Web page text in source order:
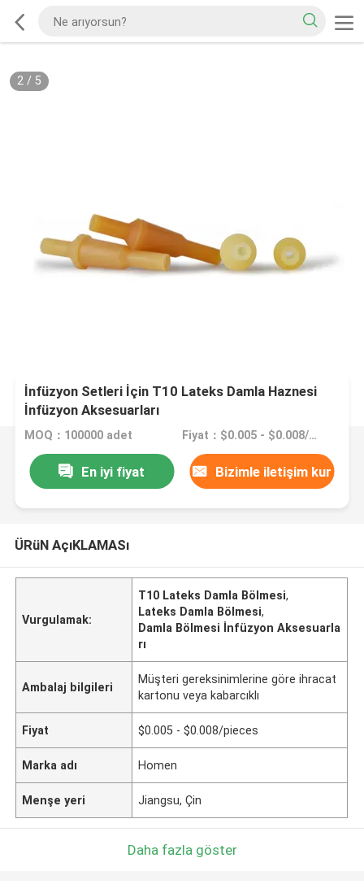
2/ 5
İnfüzyon Setleri İçin T10 Lateks Damla Haznesi
İnfüzyon Aksesuarları
MOQ：100000 adet Fiyat：$0.005 - $0.008/pieces
En iyi fiyat Bizimle iletişim kur
ÜRüN AçıKLAMASı
Vurgulamak:
T10 Lateks Damla Bölmesi,
Lateks Damla Bölmesi,
Damla Bölmesi İnfüzyon Aksesuarla
rı
Ambalaj bilgileri
Müşteri gereksinimlerine göre ihracat
kartonu veya kabarcıklı
Fiyat $0.005 - $0.008/pieces
Marka adı Homen
Menşe yeri Jiangsu, Çin
Daha fazla göster